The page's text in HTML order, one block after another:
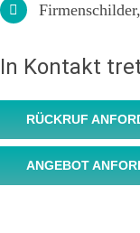
Firmenschilder,
In Kontakt
RÜCKRUF
ANGEBOT